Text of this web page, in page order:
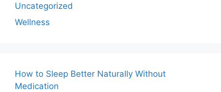
Uncategorized
Wellness
How to Sleep Better Naturally Without
Medication